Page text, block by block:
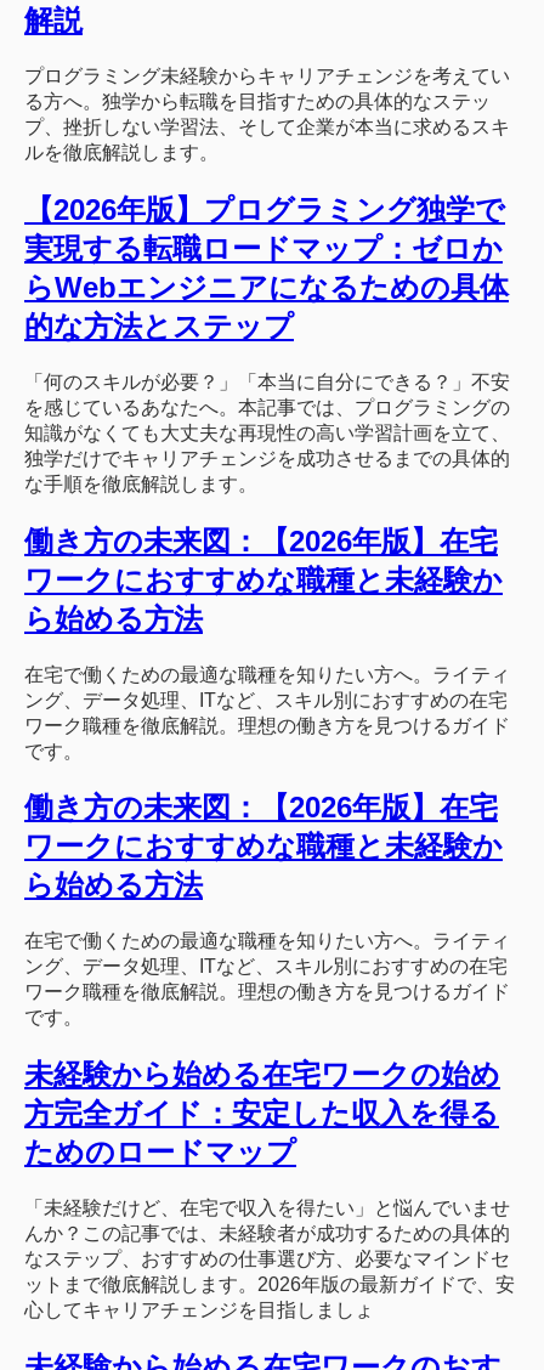
解説
プログラミング未経験からキャリアチェンジを考えてい
る方へ。独学から転職を目指すための具体的なステッ
プ、挫折しない学習法、そして企業が本当に求めるスキ
ルを徹底解説します。
【2026年版】プログラミング独学で
実現する転職ロードマップ：ゼロか
らWebエンジニアになるための具体
的な方法とステップ
「何のスキルが必要？」「本当に自分にできる？」不安
を感じているあなたへ。本記事では、プログラミングの
知識がなくても大丈夫な再現性の高い学習計画を立て、
独学だけでキャリアチェンジを成功させるまでの具体的
な手順を徹底解説します。
働き方の未来図：【2026年版】在宅
ワークにおすすめな職種と未経験か
ら始める方法
在宅で働くための最適な職種を知りたい方へ。ライティ
ング、データ処理、ITなど、スキル別におすすめの在宅
ワーク職種を徹底解説。理想の働き方を見つけるガイド
です。
働き方の未来図：【2026年版】在宅
ワークにおすすめな職種と未経験か
ら始める方法
在宅で働くための最適な職種を知りたい方へ。ライティ
ング、データ処理、ITなど、スキル別におすすめの在宅
ワーク職種を徹底解説。理想の働き方を見つけるガイド
です。
未経験から始める在宅ワークの始め
方完全ガイド：安定した収入を得る
ためのロードマップ
「未経験だけど、在宅で収入を得たい」と悩んでいませ
んか？この記事では、未経験者が成功するための具体的
なステップ、おすすめの仕事選び方、必要なマインドセ
ットまで徹底解説します。2026年版の最新ガイドで、安
心してキャリアチェンジを目指しましょ